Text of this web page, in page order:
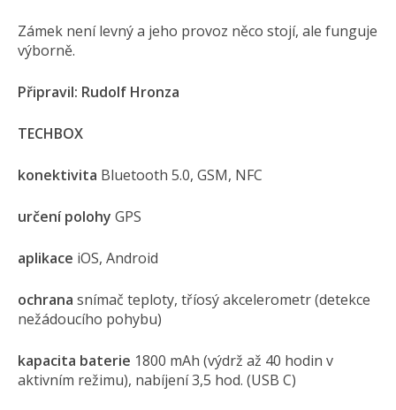
Zámek není levný a jeho provoz něco stojí, ale funguje
výborně.
Připravil: Rudolf Hronza
TECHBOX
konektivita Bluetooth 5.0, GSM, NFC
určení polohy GPS
aplikace iOS, Android
ochrana snímač teploty, tříosý akcelerometr (detekce
nežádoucího pohybu)
kapacita baterie 1800 mAh (výdrž až 40 hodin v
aktivním režimu), nabíjení 3,5 hod. (USB C)